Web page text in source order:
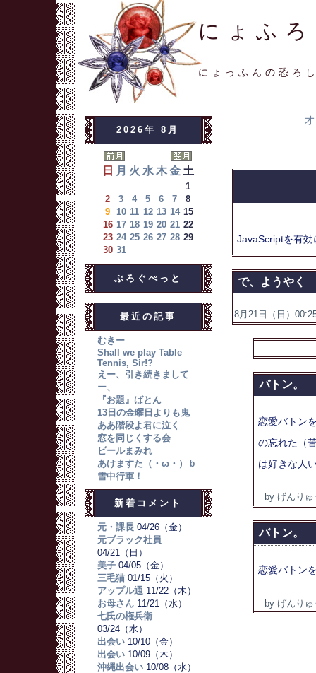
にょふ
にょっふんの恐ろ
2026年 8月
日 月 火 水 木 金 土
1
2
3 4 5 6 7
8
9 10 11 12 13 14 15
16 17 18 19 20 21 22
23 24 25 26 27 28 29
30 31
ぶろぐぺっと
最近の記事
むきー
Shall we play Table
Tennis, Sir!?
えー、引き続きまして
ー、
『お題』ばとん
13日の金曜日よりも鬼
ああ階段よ君に泣く
窓を同じくする会
ビールまみれ
あけますた（・ω・）ｂ
雪中行軍！
新着コメント
元・課長04/26（金）
元ブラック社員
04/21（日）
美子04/05（金）
三毛猫01/15（火）
アップル通11/22（木）
お母さん11/21（水）
七氏の権兵衛
03/24（水）
出会い10/10（金）
出会い10/09（木）
沖縄出会い10/08（水）
JavaScriptを有効
で、ようやく
8月21日（日）
バトン。
恋愛バトン
の忘れた（
は好きな人
by げんり
バトン。
恋愛バトン
by げんり